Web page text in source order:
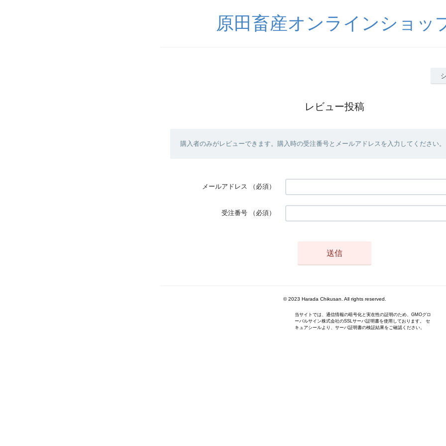
原田畜産オンラインショッ
レビュー投稿
購入者のみがレビューできます。購入時の受注番号とメールアドレスを入力してください。
メールアドレス （必須）
受注番号 （必須）
© 2023 Harada Chikusan. All rights reserved.
当サイトでは、通信情報の暗号化と実在性の証明のため、GMOグロ
ーバルサイン株式会社のSSLサーバ証明書を使用しております。 セ
キュアシールより、サーバ証明書の検証結果をご確認ください。